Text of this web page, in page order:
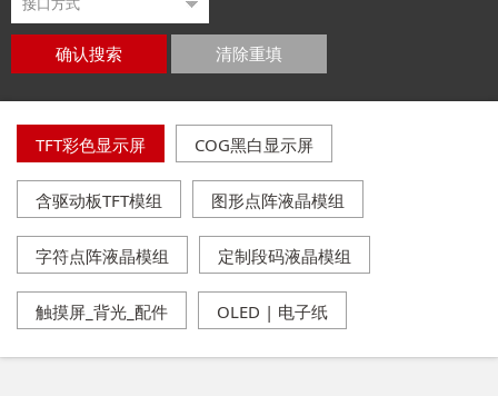
确认搜索 清除重填
TFT彩色显示屏 COG黑白显示屏
含驱动板TFT模组 图形点阵液晶模组
字符点阵液晶模组 定制段码液晶模组
触摸屏_背光_配件 OLED | 电子纸